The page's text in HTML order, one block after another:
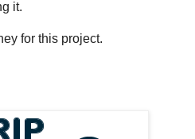
it.
for this project.